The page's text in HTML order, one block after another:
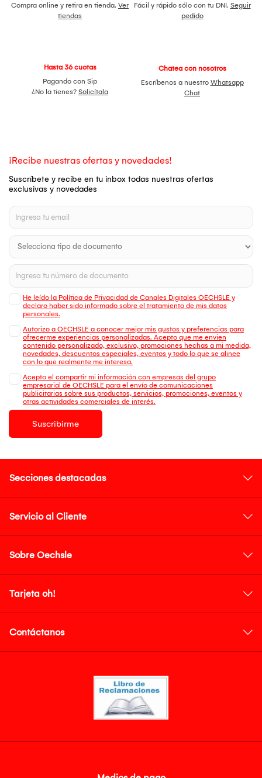
Compra online y retira en tienda. Ver
tiendas
Fácil y rápido sólo con tu DNI. Seguir
pedido
Hasta 36 cuotas
Pagando con Sip
¿No la tienes? Solicítala
Chatea con nosotros
Escríbenos a nuestro Whatsapp
Chat
¡Recibe nuestras ofertas y novedades!
Suscríbete y recibe en tu inbox todas nuestras ofertas
exclusivas y novedades
He leído la Política de Privacidad de Canales Digitales OECHSLE y
declaro haber sido informado sobre el tratamiento de mis datos
personales.
Autorizo a OECHSLE a conocer mejor mis gustos y preferencias para
ofrecerme experiencias personalizadas. Acepto que me envien
contenido personalizado, exclusivo, promociones hechas a mi medida,
novedades, descuentos especiales, eventos y todo lo que se alinee
con lo que realmente me interesa.
Acepto el compartir mi información con empresas del grupo
empresarial de OECHSLE para el envío de comunicaciones
publicitarias sobre sus productos, servicios, promociones, eventos y
otras actividades comerciales de interés.
Suscribirme
Secciones destacadas
Servicio al Cliente
Sobre Oechsle
Tarjeta oh!
Contáctanos